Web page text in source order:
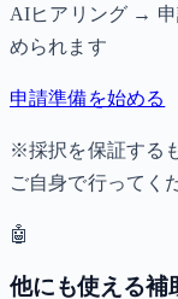
AIヒアリング →
められます
申請準備を始める
※採択を保証する
ご自身で行ってく
🤖
他にも使える補